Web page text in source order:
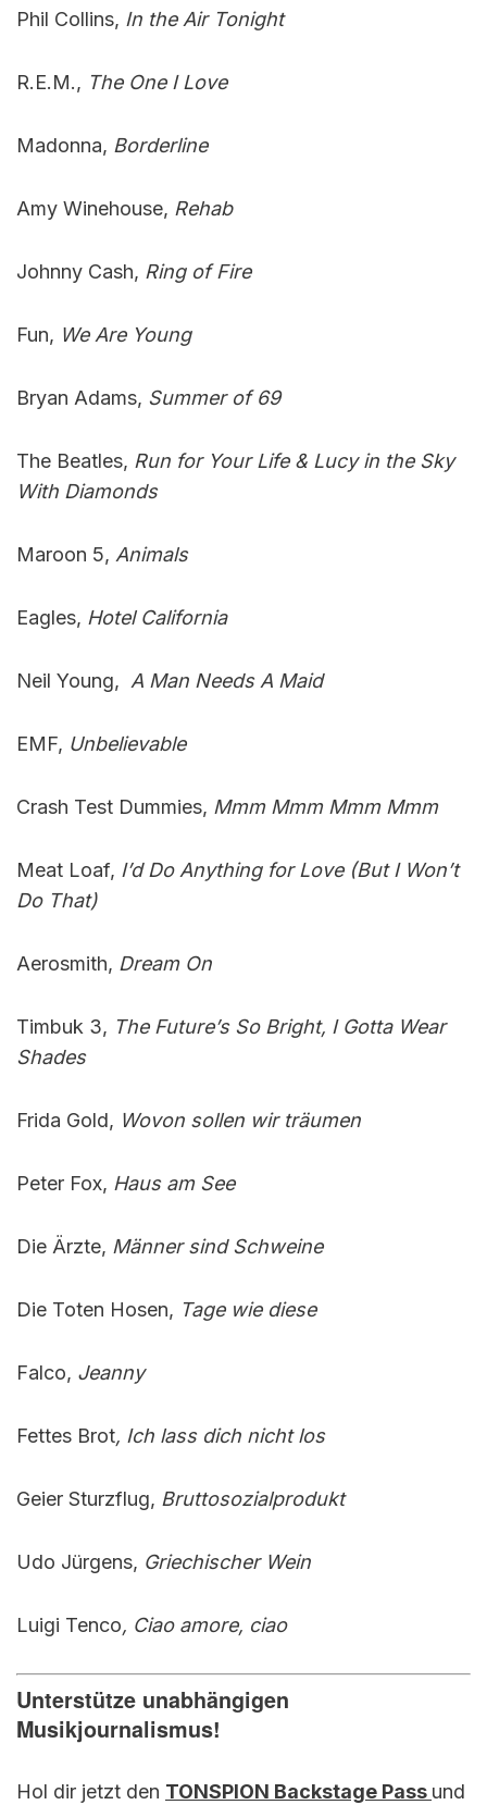
Phil Collins, In the Air Tonight
R.E.M., The One I Love
Madonna, Borderline
Amy Winehouse, Rehab
Johnny Cash, Ring of Fire
Fun, We Are Young
Bryan Adams, Summer of 69
The Beatles, Run for Your Life & Lucy in the Sky
With Diamonds
Maroon 5, Animals
Eagles, Hotel California
Neil Young, A Man Needs A Maid
EMF, Unbelievable
Crash Test Dummies, Mmm Mmm Mmm Mmm
Meat Loaf, I’d Do Anything for Love (But I Won’t
Do That)
Aerosmith, Dream On
Timbuk 3, The Future’s So Bright, I Gotta Wear
Shades
Frida Gold, Wovon sollen wir träumen
Peter Fox, Haus am See
Die Ärzte, Männer sind Schweine
Die Toten Hosen, Tage wie diese
Falco, Jeanny
Fettes Brot, Ich lass dich nicht los
Geier Sturzflug, Bruttosozialprodukt
Udo Jürgens, Griechischer Wein
Luigi Tenco, Ciao amore, ciao
Unterstütze unabhängigen
Musikjournalismus!
Hol dir jetzt den TONSPION Backstage Pass und